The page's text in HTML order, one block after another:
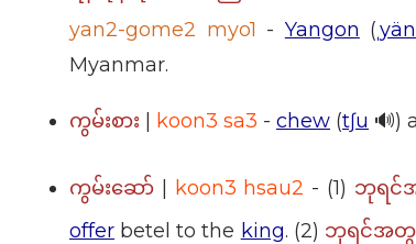
yan2-gome2 myo1 - Yangon (
Myanmar.
ကွမ်းစား | koon3 sa3 - chew (tʃu 🔊)
ကွမ်းဆော် | koon3 hsau2 - (1) ဘုရင်
offer betel to the king. (2) ဘုရင်အ